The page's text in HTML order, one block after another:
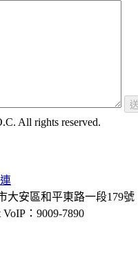
All rights reserved.
大安區和平東路一段179號
：9009-7890